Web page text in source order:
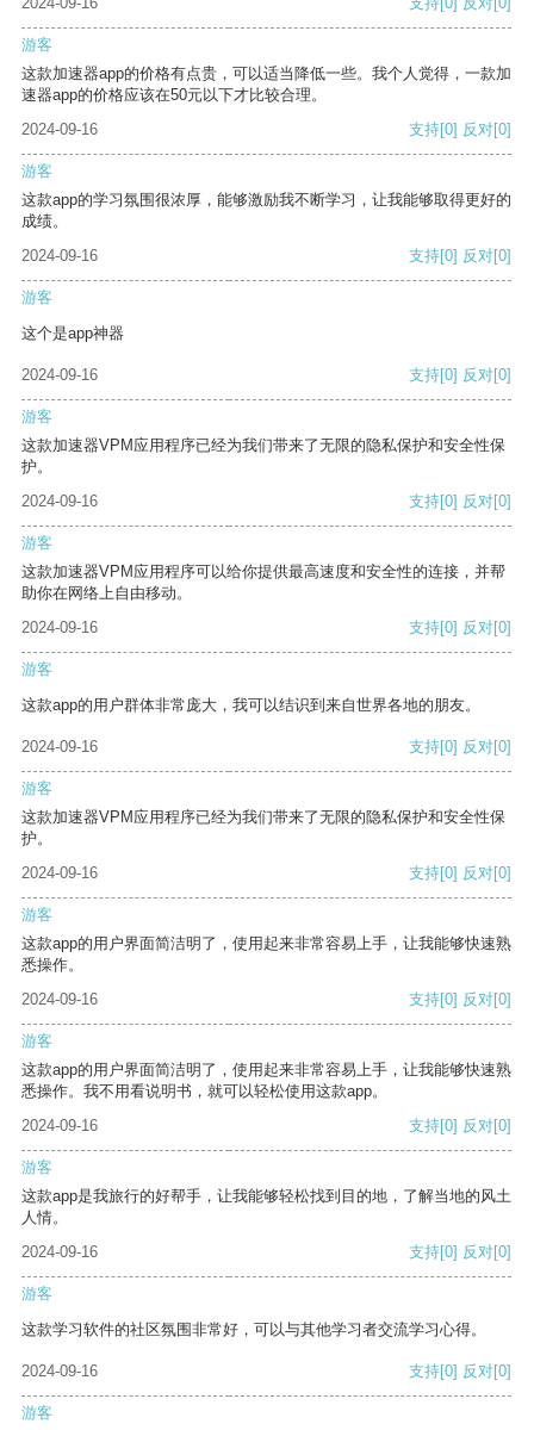
游客
这款加速器app的价格有点贵，可以适当降低一些。我个人觉得，一款加
速器app的价格应该在50元以下才比较合理。
2024-09-16
支持[0] 反对[0]
游客
这款app的学习氛围很浓厚，能够激励我不断学习，让我能够取得更好的
成绩。
2024-09-16
支持[0] 反对[0]
游客
这个是app神器
2024-09-16 支持[0] 反对[0]
游客
这款加速器VPM应用程序已经为我们带来了无限的隐私保护和安全性保
护。
2024-09-16
支持[0] 反对[0]
游客
这款加速器VPM应用程序可以给你提供最高速度和安全性的连接，并帮
助你在网络上自由移动。
2024-09-16
支持[0] 反对[0]
游客
这款app的用户群体非常庞大，我可以结识到来自世界各地的朋友。
2024-09-16 支持[0] 反对[0]
游客
这款加速器VPM应用程序已经为我们带来了无限的隐私保护和安全性保
护。
2024-09-16
支持[0] 反对[0]
游客
这款app的用户界面简洁明了，使用起来非常容易上手，让我能够快速熟
悉操作。
2024-09-16
支持[0] 反对[0]
游客
这款app的用户界面简洁明了，使用起来非常容易上手，让我能够快速熟
悉操作。我不用看说明书，就可以轻松使用这款app。
2024-09-16
支持[0] 反对[0]
游客
这款app是我旅行的好帮手，让我能够轻松找到目的地，了解当地的风土
人情。
2024-09-16
支持[0] 反对[0]
游客
这款学习软件的社区氛围非常好，可以与其他学习者交流学习心得。
2024-09-16 支持[0] 反对[0]
游客